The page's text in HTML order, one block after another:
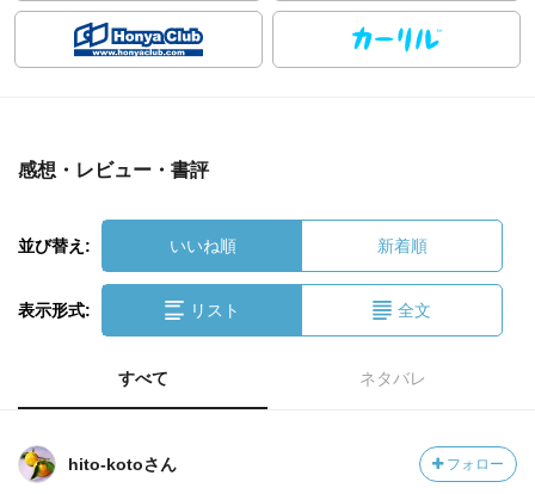
感想・レビュー・書評
並び替え: いいね順 新着順
表示形式: リスト 全文
すべて ネタバレ
hito-kotoさん フォロー